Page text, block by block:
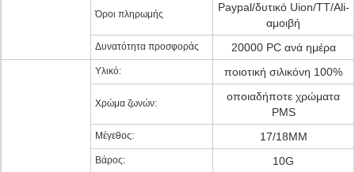
Όροι πληρωμής
Paypal/δυτικό Uion/TT/Ali-
αμοιβή
Δυνατότητα προσφοράς 20000 PC ανά ημέρα
Υλικό: ποιοτική σιλικόνη 100%
Χρώμα ζωνών:
οποιαδήποτε χρώματα
PMS
Μέγεθος: 17/18MM
Βάρος: 10G